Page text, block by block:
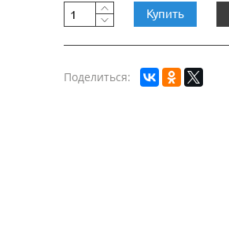
Купить
Поделиться: